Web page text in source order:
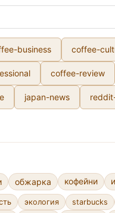
business coffee-
coffee-review
japan-news
обжарка кофейни
экология starbucks